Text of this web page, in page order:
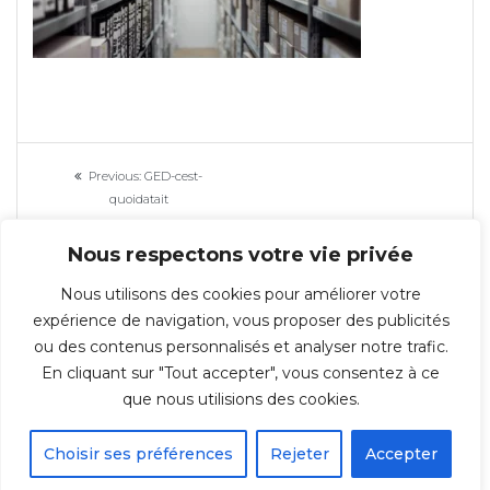
Nous respectons votre vie privée
Nous utilisons des cookies pour améliorer votre
expérience de navigation, vous proposer des publicités
ou des contenus personnalisés et analyser notre trafic.
En cliquant sur "Tout accepter", vous consentez à ce
que nous utilisions des cookies.
Choisir ses préférences Rejeter Accepter
l’article
Previous: Previous
post:
GED-cest-
quoidatait
© 2026 Repro-IT - Groupe IT & You ©️ - SAS au capital de 350 000€ -
Immeuble l'ARSENAL 123, rue de Condé 59021 LILLE Cedex TÉL : 03 20 30 38